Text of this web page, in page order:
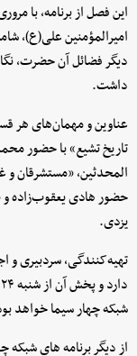
این فصل از برنامه، با
امیرالمؤمنین علی(ع)،
دیگر فضائل آن حضرت،
داشت.
عناوین و مهمان‌های هر
تاریخ تشیع» با حضور
المحدثین، «مستشرقان و
حضور هادی یعقوب‌زاده و
یزدی.
تهیه‌کنندگی، سردبیری
شبکه چهار سیما خواهد
از دیگر برنامه های شبکه